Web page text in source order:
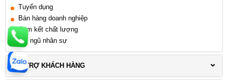
Tủ bảo quản rượulà là một món đồ nội thất giống như
hầm rượu. Thiết bị sẽ giữ nhiệt độ ổn định và độ ẩm phù
hợp để lưu trữ rượu dài hạn. Sản phẩm có thiết kế được
cách âm, có giá đỡ, cửa, đèn chiếu sáng và hệ thống làm
lạnh như một hầm rượu.
Tuyển dụng
Bán hàng doanh nghiệp
Cam kết chất lượng
Đội ngũ nhân sự
HỖ TRỢ KHÁCH HÀNG